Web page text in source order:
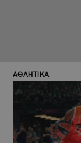
ΑΘΛΗΤΙΚΑ